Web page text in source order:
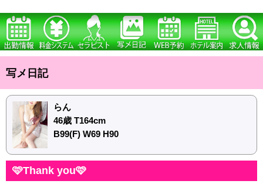
写メ日記
らん
46歳 T164cm
B99(F) W69 H90
🩷Thank you🩷